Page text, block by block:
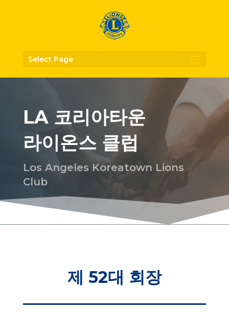
Select Page
LA 코리아타운
라이온스 클럽
Los Angeles Koreatown Lions
Club
제 52대 회장